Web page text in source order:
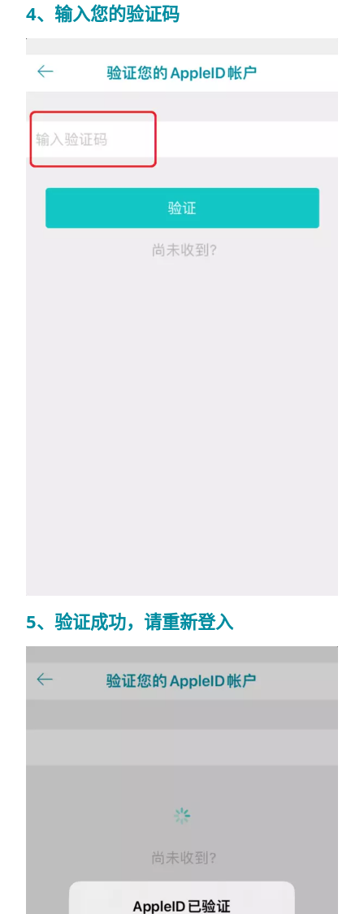
4、输入您的验证码
5、验证成功，请重新登入